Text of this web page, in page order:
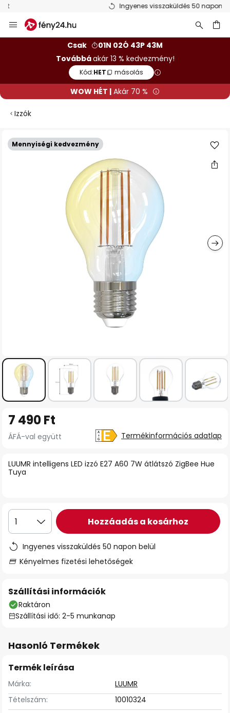
Ingyenes visszaküldés 50 napon belül
Ugrás
a
Csak
01N 02Ó 43P 43M
Továbbáakár 13 % kedvezmény!
Kód:HET másolás
WOW HÉT | Akár 70 %
Izzók
Mennyiségi kedvezmény
Ugrás
képgaléria
LUUMR intelligens LED izzó E27 A60 7W átlátszó ZigBee Hue
Tuya
7 490 Ft
ÁFÁ-val együtt Termékinformációs adatlap
1 Hozzáadás a kosárhoz
Ingyenes visszaküldés 50 napon belül
Kényelmes fizetési lehetőségek
Szállítási információk
Raktáron
Szállítási idő: 2-5 munkanap
Hasonló Termékek
Termék leírása
Márka:
LUUMR
Tételszám:
10010324